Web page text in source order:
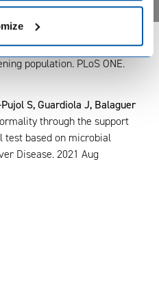
signature for colorectal
fecal immunochemical test
population. PLoS ONE.
S, Guardiola J, Balaguer
through the support
test based on microbial
Disease. 2021 Aug